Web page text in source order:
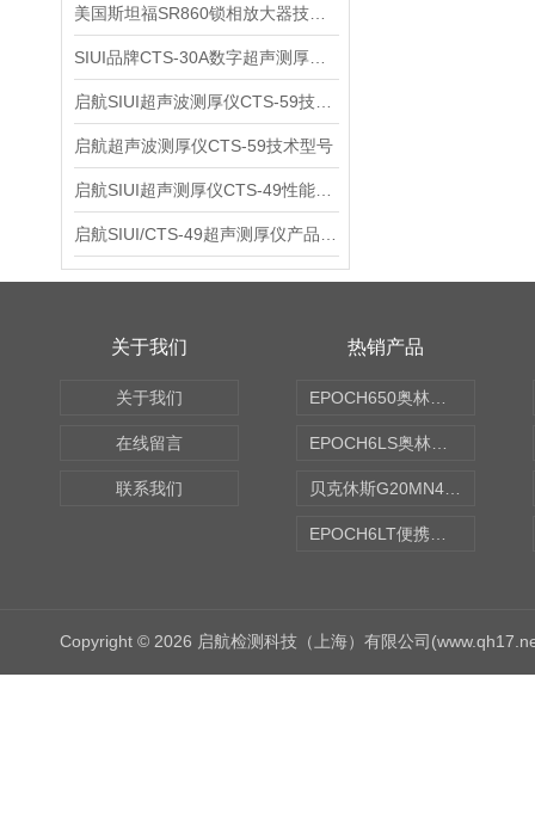
启航超声波测厚仪CTS-59技术型号
关于我们
关于我们
在线留言
联系我们
热销产品
Copyright © 2026 启航检测科技（上海）有限公司